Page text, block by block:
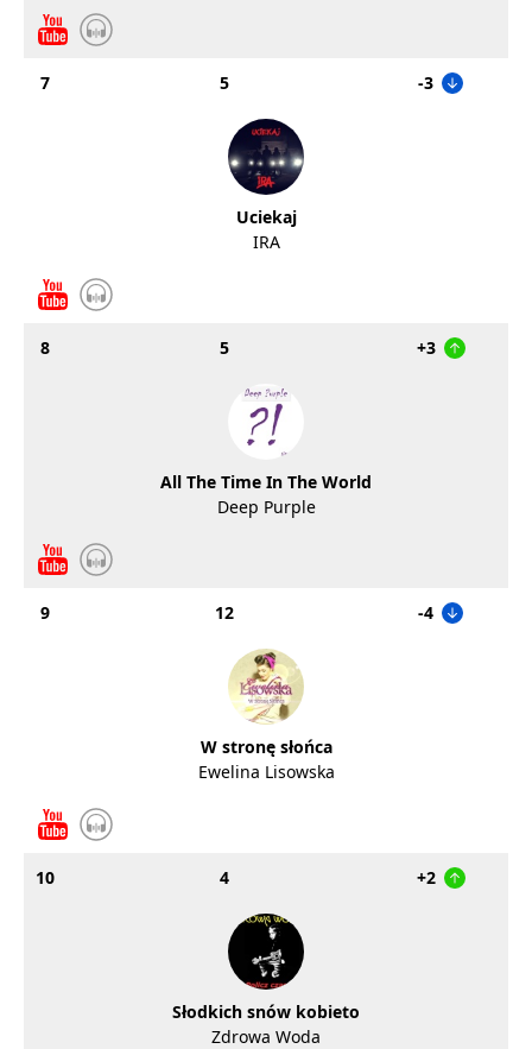
7 5 -3
Uciekaj
IRA
8 5 +3
All The Time In The World
Deep Purple
9 12 -4
W stronę słońca
Ewelina Lisowska
10 4 +2
Słodkich snów kobieto
Zdrowa Woda